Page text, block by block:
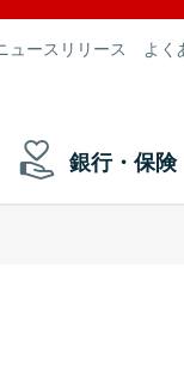
ュースリリース よく
銀行・保険